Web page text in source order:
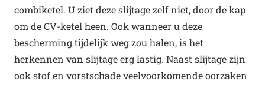
combiketel. U ziet deze slijtage zelf niet, door de kap
om de CV-ketel heen. Ook wanneer u deze
bescherming tijdelijk weg zou halen, is het
herkennen van slijtage erg lastig. Naast slijtage zijn
ook stof en vorstschade veelvoorkomende oorzaken